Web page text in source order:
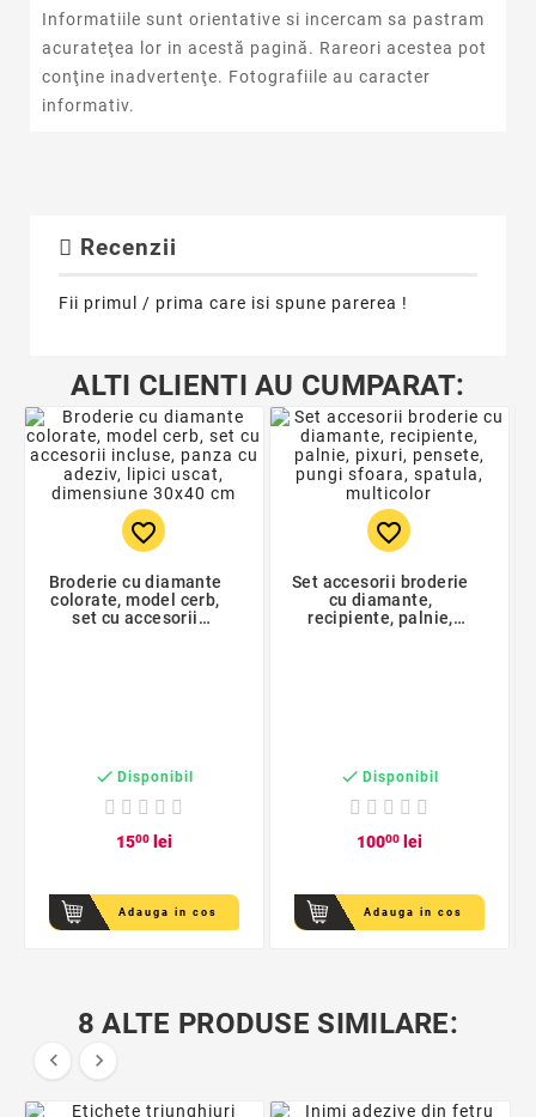
Informatiile sunt orientative si incercam sa pastram
acurateţea lor in acestă pagină. Rareori acestea pot
conţine inadvertenţe. Fotografiile au caracter
informativ.
Recenzii
Fii primul / prima care isi spune parerea !
ALTI CLIENTI AU CUMPARAT:
favorite_border
Broderie cu diamante
colorate, model cerb,
set cu accesorii
 Disponibil
1500lei
Adauga in cos
favorite_border
Set accesorii broderie
cu diamante,
recipiente, palnie,
 Disponibil
10000lei
Adauga in cos
8 ALTE PRODUSE SIMILARE:
 